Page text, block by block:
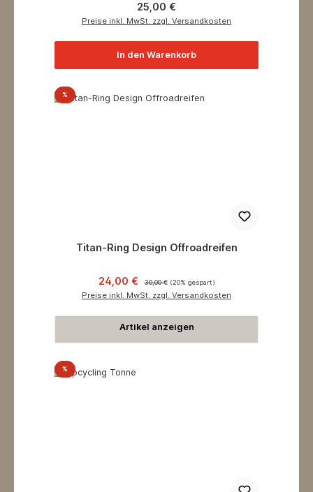
Regulärer Preis:
25,00 €
Preise inkl. MwSt. zzgl. Versandkosten
In den Warenkorb
%Rabatt
Titan-Ring Design Offroadreifen
Verkaufspreis:
24,00 € 30,00 € (20% gespart)
Preise inkl. MwSt. zzgl. Versandkosten
Artikel anzeigen
%Rabatt